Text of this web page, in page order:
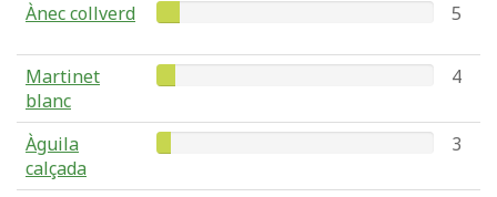
Ànec collverd 5
Martinet
blanc
4
Àguila
calçada
3